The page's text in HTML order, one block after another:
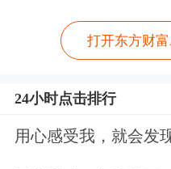
独立董事在上市
国独立董事制度
打开东方财
24小时点击排行
用心感受我，就会发